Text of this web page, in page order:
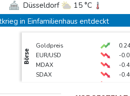
Düsseldorf
15 °C
°C Dortmund
16 °C
Bremen
Wien
26 °C
in Einfamilienhaus entdeckt
in Düsseldorf ertappt
Chefs
Börse
Goldpreis
EUR/USD
-
MDAX
-
SDAX
-
TecDAX
-